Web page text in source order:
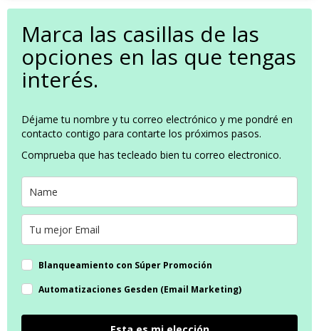
Marca las casillas de las
opciones en las que tengas
interés.
Déjame tu nombre y tu correo electrónico y me pondré en
contacto contigo para contarte los próximos pasos.
Comprueba que has tecleado bien tu correo electronico.
Blanqueamiento con Súper Promoción
Automatizaciones Gesden (Email Marketing)